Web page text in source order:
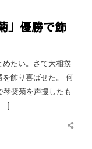
」優勝で飾
たい。さて大相撲
を飾り喜ばせた。 何
奨菊を声援したも
Share